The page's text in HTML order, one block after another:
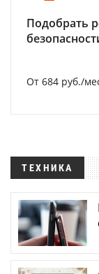
Подобрать
От 684 руб./
ТЕХНИКА